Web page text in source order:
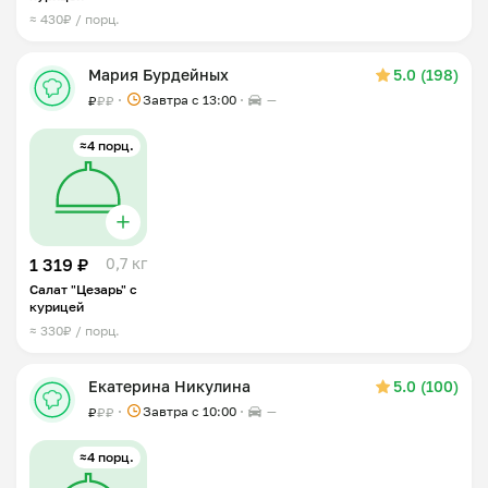
≈ 430₽ / порц.
Мария Бурдейных 5.0 (198)
₽₽₽ Завтра c 13:00 —
≈4 порц.
1 319 ₽ 0,7 кг
Салат "Цезарь" с
курицей
≈ 330₽ / порц.
Екатерина Никулина 5.0 (100)
₽₽₽ Завтра c 10:00 —
≈4 порц.